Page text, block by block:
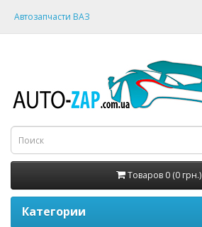
Автозапчасти ВАЗ
Товаров 0 (0 грн.)
Категории